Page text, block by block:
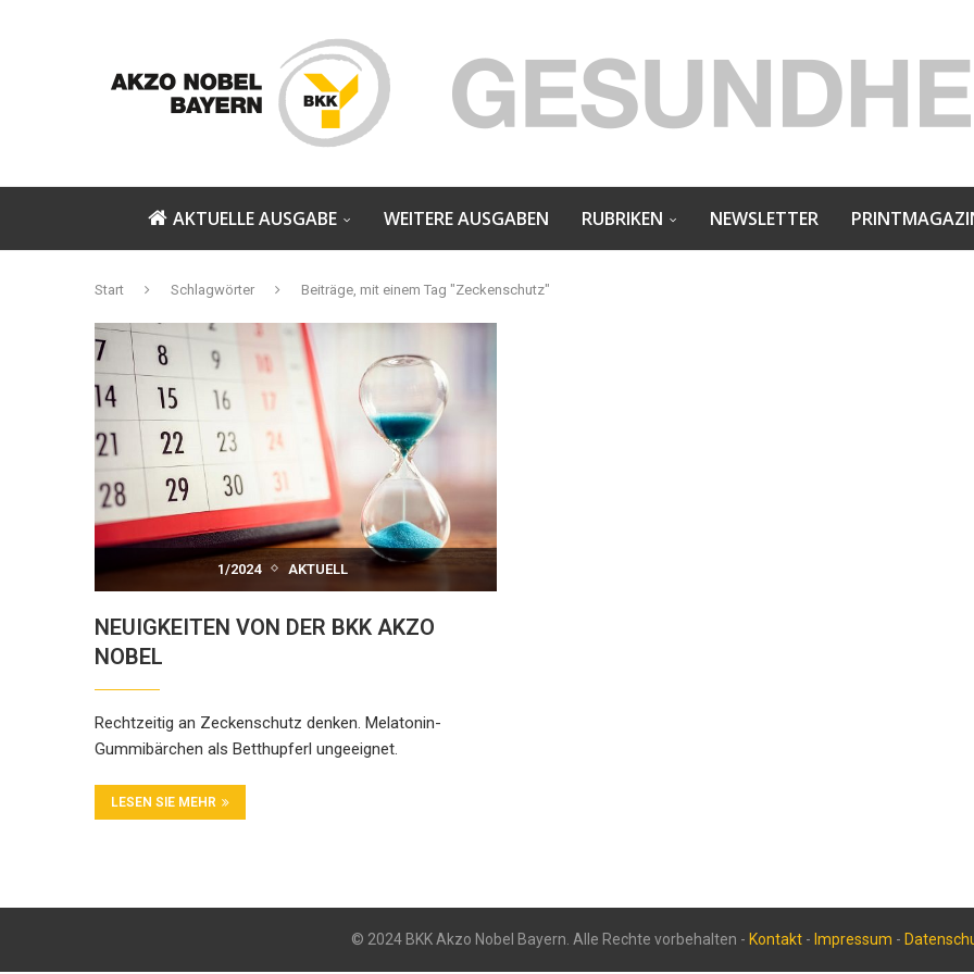
AKTUELLE AUSGABE WEITERE AUSGABEN RUBRIKEN NEWSLETTER
Start Schlagwörter Beiträge, mit einem Tag "Zeckenschutz"
1/2024 AKTUELL
NEUIGKEITEN VON DER BKK AKZO
NOBEL
Rechtzeitig an Zeckenschutz denken. Melatonin-
Gummibärchen als Betthupferl ungeeignet.
LESEN SIE MEHR
© 2024 BKK Akzo Nobel Bayern. Alle Rechte vorbehalten - Kontakt - Impressum -